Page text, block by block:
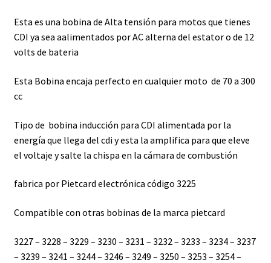
Esta es una bobina de Alta tensión para motos que tienes
CDI ya sea aalimentados por AC alterna del estator o de 12
volts de bateria
Esta Bobina encaja perfecto en cualquier moto de 70 a 300
cc
Tipo de bobina inducción para CDI alimentada por la
energía que llega del cdi y esta la amplifica para que eleve
el voltaje y salte la chispa en la cámara de combustión
fabrica por Pietcard electrónica código 3225
Compatible con otras bobinas de la marca pietcard
3227 – 3228 – 3229 – 3230 – 3231 – 3232 – 3233 – 3234 – 3237
– 3239 – 3241 – 3244 – 3246 – 3249 – 3250 – 3253 – 3254 –